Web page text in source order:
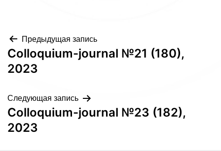
Навигация
по
Предыдущая запись
Colloquium-journal №21 (180),
2023
Следующая запись
Colloquium-journal №23 (182),
2023